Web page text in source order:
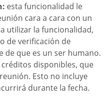
esta funcionalidad le
cara a cara con un
utilizar la funcionalidad,
de verificación de
de que es un ser humano.
disponibles, que
Esto no incluye
durante la fecha.